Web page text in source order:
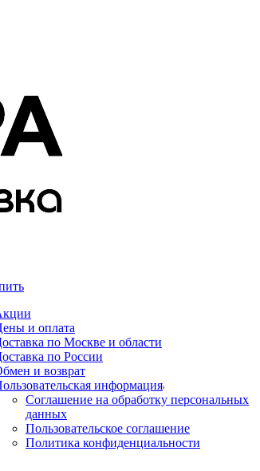
и оплата
по Москве и области
по России
и возврат
информация
Соглашение на обработку персональных
данных
Пользовательское соглашение
Политика конфиденциальности